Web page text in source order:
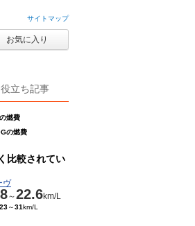
サイトマップ
お気に入り
立ち記事
燃費
の燃費
比較されてい
ヴ
～22.6km/L
23～31km/L